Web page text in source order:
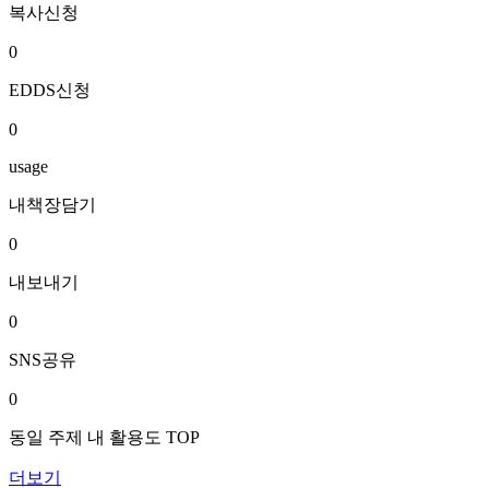
복사신청
0
EDDS신청
0
usage
내책장담기
0
내보내기
0
SNS공유
0
동일 주제 내 활용도 TOP
더보기